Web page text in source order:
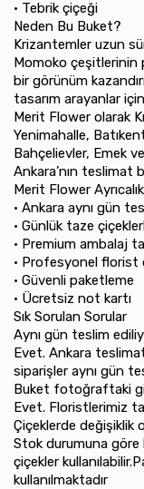
•⁠ ⁠Tebrik çiçeği
Neden Bu Buket?
Krizantemler uzun
Momoko çeşitlerinin
bir görünüm
tasarım arayanlar
Merit Flower olarak
Yenimahalle,
Bahçelievler, Emek
Ankara’nın teslimat
Merit Flower
•⁠ ⁠Ankara aynı gün
•⁠ ⁠Günlük taze
•⁠ ⁠Premium ambalaj
•⁠ ⁠Profesyonel florist
•⁠ ⁠Güvenli paketleme
•⁠ ⁠Ücretsiz not kartı
Sık Sorulan Sorular
Aynı gün teslim
Evet. Ankara
siparişler aynı gün
Buket fotoğraftaki
Evet. Floristlerimiz
Çiçeklerde değişiklik
Stok durumuna göre
çiçekler
kullanılmaktadır